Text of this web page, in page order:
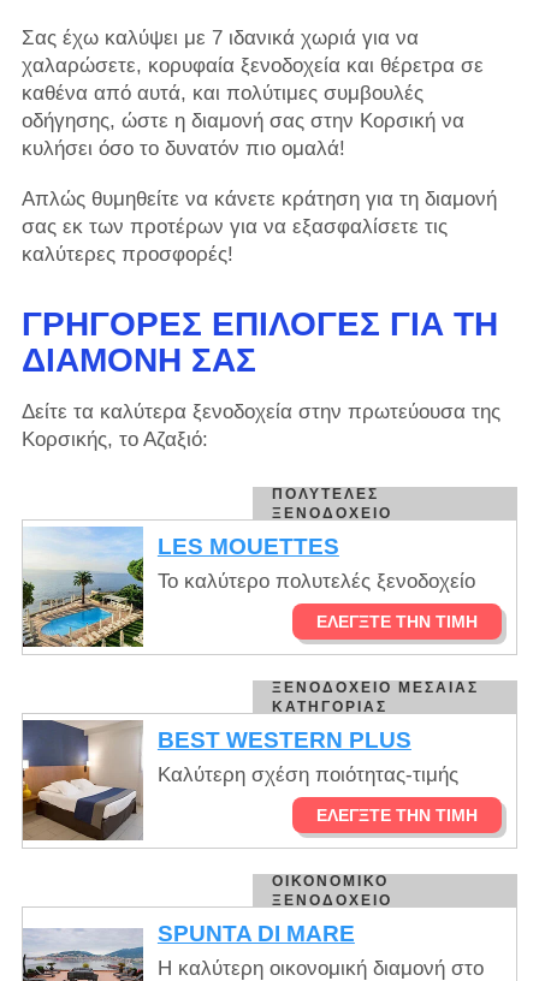
Σας έχω καλύψει με 7 ιδανικά χωριά για να
χαλαρώσετε, κορυφαία ξενοδοχεία και θέρετρα σε
καθένα από αυτά, και πολύτιμες συμβουλές
οδήγησης, ώστε η διαμονή σας στην Κορσική να
κυλήσει όσο το δυνατόν πιο ομαλά!
Απλώς θυμηθείτε να κάνετε κράτηση για τη διαμονή
σας εκ των προτέρων για να εξασφαλίσετε τις
καλύτερες προσφορές!
ΓΡΉΓΟΡΕΣ ΕΠΙΛΟΓΈΣ ΓΙΑ ΤΗ
ΔΙΑΜΟΝΉ ΣΑΣ
Δείτε τα καλύτερα ξενοδοχεία στην πρωτεύουσα της
Κορσικής, το Αζαξιό:
ΠΟΛΥΤΕΛΈΣ
ΞΕΝΟΔΟΧΕΊΟ
LES MOUETTES
Το καλύτερο πολυτελές ξενοδοχείο
ΕΛΈΓΞΤΕ ΤΗΝ ΤΙΜΉ
ΞΕΝΟΔΟΧΕΊΟ ΜΕΣΑΊΑΣ
ΚΑΤΗΓΟΡΊΑΣ
BEST WESTERN PLUS
Καλύτερη σχέση ποιότητας-τιμής
ΕΛΈΓΞΤΕ ΤΗΝ ΤΙΜΉ
ΟΙΚΟΝΟΜΙΚΌ
ΞΕΝΟΔΟΧΕΊΟ
SPUNTA DI MARE
Η καλύτερη οικονομική διαμονή στο